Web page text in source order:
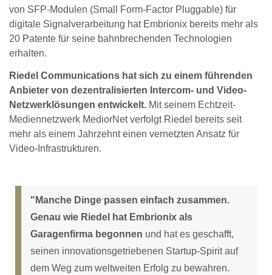
von SFP-Modulen (Small Form-Factor Pluggable) für
digitale Signalverarbeitung hat Embrionix bereits mehr als
20 Patente für seine bahnbrechenden Technologien
erhalten.
Riedel Communications hat sich zu einem führenden
Anbieter von dezentralisierten Intercom- und Video-
Netzwerklösungen entwickelt. Mit seinem Echtzeit-
Mediennetzwerk MediorNet verfolgt Riedel bereits seit
mehr als einem Jahrzehnt einen vernetzten Ansatz für
Video-Infrastrukturen.
"Manche Dinge passen einfach zusammen.
Genau wie Riedel hat Embrionix als
Garagenfirma begonnen und hat es geschafft,
seinen innovationsgetriebenen Startup-Spirit auf
dem Weg zum weltweiten Erfolg zu bewahren.